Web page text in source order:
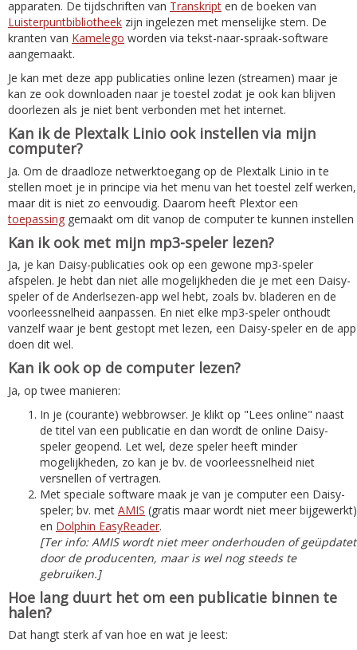
apparaten. De tijdschriften van Transkript en de boeken van
Luisterpuntbibliotheek zijn ingelezen met menselijke stem. De
kranten van Kamelego worden via tekst-naar-spraak-software
aangemaakt.
Je kan met deze app publicaties online lezen (streamen) maar je
kan ze ook downloaden naar je toestel zodat je ook kan blijven
doorlezen als je niet bent verbonden met het internet.
Kan ik de Plextalk Linio ook instellen via mijn
computer?
Ja. Om de draadloze netwerktoegang op de Plextalk Linio in te
stellen moet je in principe via het menu van het toestel zelf werken,
maar dit is niet zo eenvoudig. Daarom heeft Plextor een
toepassing gemaakt om dit vanop de computer te kunnen instellen
Kan ik ook met mijn mp3-speler lezen?
Ja, je kan Daisy-publicaties ook op een gewone mp3-speler
afspelen. Je hebt dan niet alle mogelijkheden die je met een Daisy-
speler of de Anderlsezen-app wel hebt, zoals bv. bladeren en de
voorleessnelheid aanpassen. En niet elke mp3-speler onthoudt
vanzelf waar je bent gestopt met lezen, een Daisy-speler en de app
doen dit wel.
Kan ik ook op de computer lezen?
Ja, op twee manieren:
In je (courante) webbrowser. Je klikt op "Lees online" naast
de titel van een publicatie en dan wordt de online Daisy-
speler geopend. Let wel, deze speler heeft minder
mogelijkheden, zo kan je bv. de voorleessnelheid niet
versnellen of vertragen.
Met speciale software maak je van je computer een Daisy-
speler; bv. met AMIS (gratis maar wordt niet meer bijgewerkt)
en Dolphin EasyReader.
[Ter info: AMIS wordt niet meer onderhouden of geüpdatet
door de producenten, maar is wel nog steeds te
gebruiken.]
Hoe lang duurt het om een publicatie binnen te
halen?
Dat hangt sterk af van hoe en wat je leest: